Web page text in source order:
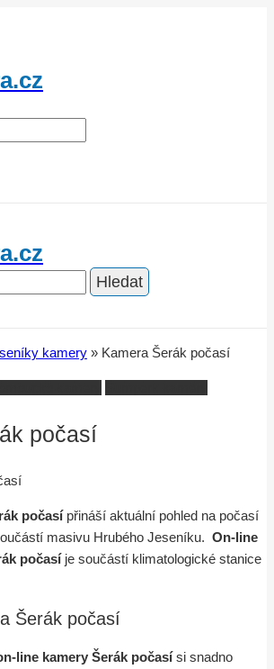
kamery » Kamera Šerák počasí
počasí
počasípřináší aktuální pohled na počasí
masivu Hrubého Jeseníku. On-line
počasíje součástí klimatologické stanice
Šerák počasí
line kamery Šerák počasísi snadno